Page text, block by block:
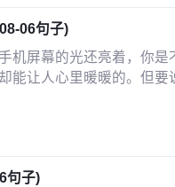
06句子)
机屏幕的光还亮着，你
能让人心里暖暖的。但
句子)